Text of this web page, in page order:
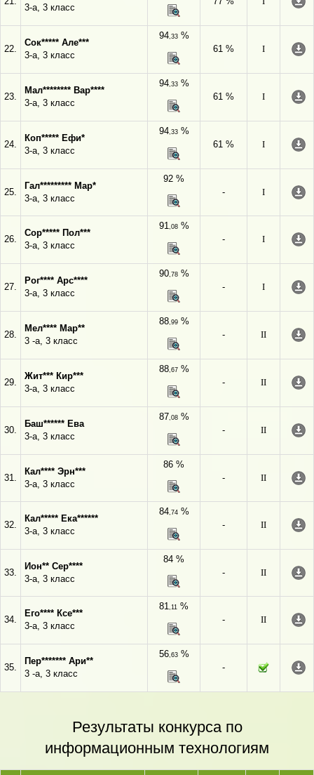
3-а, 3 класс
22.
Сок***** Але***
3-а, 3 класс
94,33%
61 %
I
23.
Мал******** Вар****
3-а, 3 класс
94,33%
61 %
I
24.
Коп***** Ефи*
3-а, 3 класс
94,33%
61 %
I
25.
Гал********* Мар*
3-а, 3 класс
92 %
-
I
26.
Сор***** Пол***
3-а, 3 класс
91,08%
-
I
27.
Рог**** Арс****
3-а, 3 класс
90,78%
-
I
28.
Мел**** Мар**
3 -а, 3 класс
88,99%
-
II
29.
Жит*** Кир***
3-а, 3 класс
88,67%
-
II
30.
Баш****** Ева
3-а, 3 класс
87,08%
-
II
31.
Кал**** Эрн***
3-а, 3 класс
86 %
-
II
32.
Кал***** Ека******
3-а, 3 класс
84,74%
-
II
33.
Ион** Сер****
3-а, 3 класс
84 %
-
II
34.
Его**** Ксе***
3-а, 3 класс
81,11 %
-
II
35.
Пер******* Ари**
3 -а, 3 класс
56,63%
-
Результаты конкурса по
информационным технологиям